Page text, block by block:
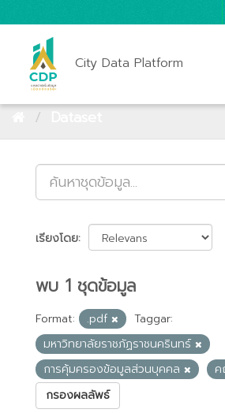
City Data Platform
เรียงโดย
พบ 1 ชุดข้อมูล
Format: .pdf
Taggar:
มหาวิทยาลัยราชภัฏราชนครินทร์
การคุ้มครองข้อมูลส่วนบุคคล
กรองผลลัพธ์